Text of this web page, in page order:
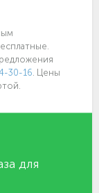
30-16 . Цены
для